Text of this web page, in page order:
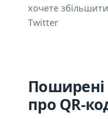
хочете збільшити
Twitter
Поширені
про QR-